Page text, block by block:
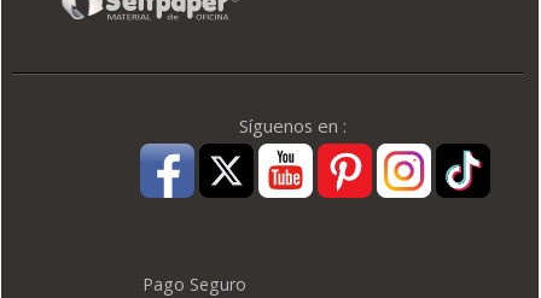
Síguenos en :
Pago Seguro